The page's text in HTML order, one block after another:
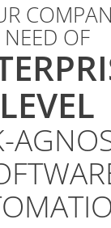
NEED OF
LEVEL